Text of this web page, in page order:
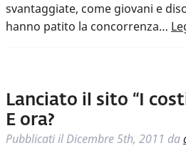
svantaggiate, come giovani e
hanno patito la concorrenza…
Lanciato il sito “I
E ora?
Pubblicati ilDicembre 5th, 2011 da